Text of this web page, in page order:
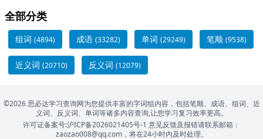
全部分类
组词 (4894) 成语 (33282) 单词 (29249) 笔顺 (9538)
近义词 (20710) 反义词 (12079)
©2026 思必达学习查询网为您提供丰富的字词组内容，包括笔顺、成语、组词、近
义词、反义词、单词等诸多内容查询,让您学习复习效率更高。
许可证备案号:沪ICP备2026021405号-1 意见反馈及报错请联系邮箱：
zaozao008@qq.com，将在24小时内及时处理。